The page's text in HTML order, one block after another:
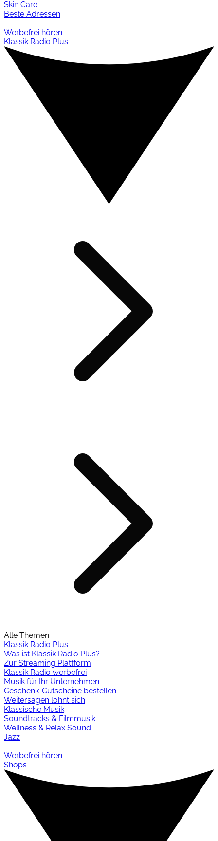
Skin Care
Beste Adressen
Werbefrei hören
Klassik Radio Plus
Alle Themen
Klassik Radio Plus
Was ist Klassik Radio Plus?
Zur Streaming Plattform
Klassik Radio werbefrei
Musik für Ihr Unternehmen
Geschenk-Gutscheine bestellen
Weitersagen lohnt sich
Klassische Musik
Soundtracks & Filmmusik
Wellness & Relax Sound
Jazz
Werbefrei hören
Shops